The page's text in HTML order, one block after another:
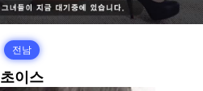
전남
초이스